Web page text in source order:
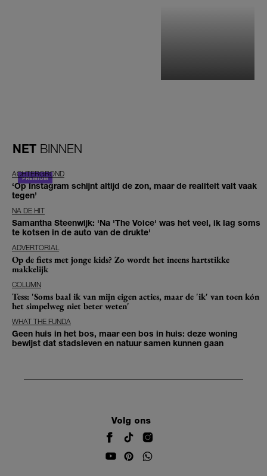
NET BINNEN
ACHTERGROND
‘Op Instagram schijnt altijd de zon, maar de realiteit valt vaak
tegen’
NA DE HIT
Samantha Steenwijk: 'Na 'The Voice' was het veel, ik lag soms
te kotsen in de auto van de drukte'
ADVERTORIAL
Op de fiets met jonge kids? Zo wordt het ineens hartstikke
makkelijk
COLUMN
Tess: 'Soms baal ik van mijn eigen acties, maar de 'ik' van toen kón
het simpelweg niet beter weten'
WHAT THE FUNDA
Geen huis in het bos, maar een bos in huis: deze woning
bewijst dat stadsleven en natuur samen kunnen gaan
Volg ons